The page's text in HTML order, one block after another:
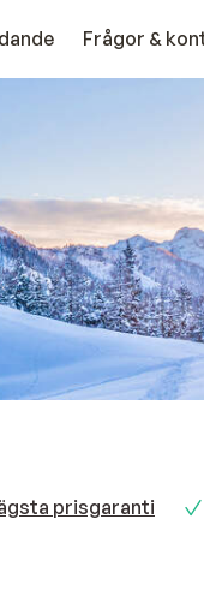
Frågor &
prisgaranti